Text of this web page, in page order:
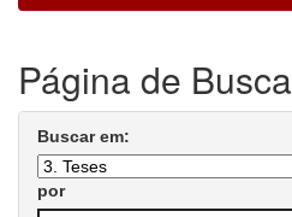
Página de Busca
Buscar em:
por